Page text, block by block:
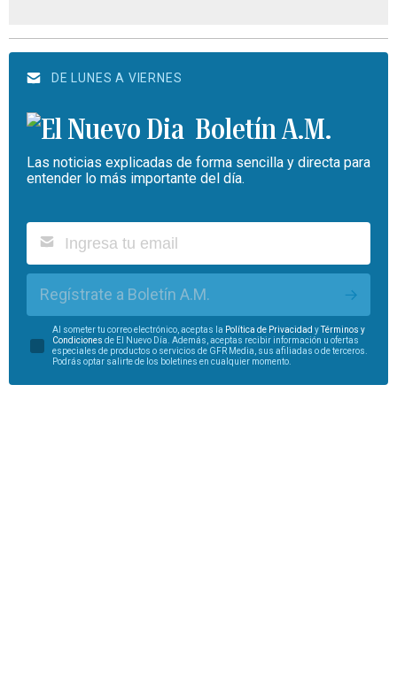
DE LUNES A VIERNES
Boletín A.M.
Las noticias explicadas de forma sencilla y directa para
entender lo más importante del día.
Regístrate a Boletín A.M.
Al someter tu correo electrónico, aceptas la Política de Privacidad yTérminos y
Condiciones de El Nuevo Día. Además, aceptas recibir información u ofertas
especiales de productos o servicios de GFR Media, sus afiliadas o de terceros.
Podrás optar salirte de los boletines en cualquier momento.